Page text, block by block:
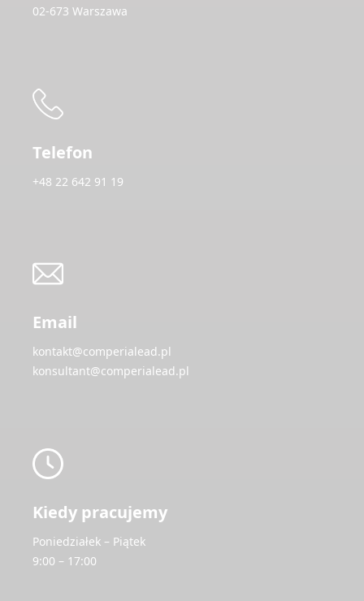
02-673 Warszawa
Telefon
+48 22 642 91 19
Email
kontakt@comperialead.pl
konsultant@comperialead.pl
Kiedy pracujemy
Poniedziałek – Piątek
9:00 – 17:00